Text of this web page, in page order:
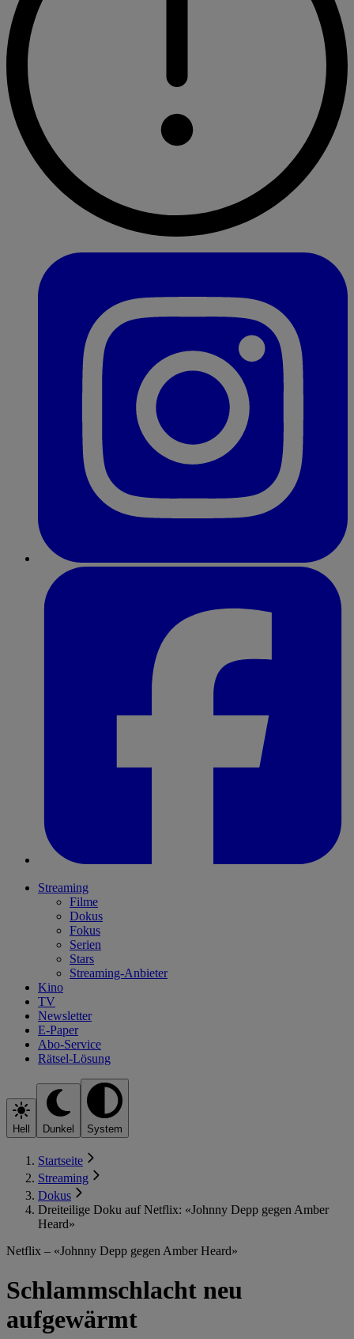
Streaming
Filme
Dokus
Fokus
Serien
Stars
Streaming-Anbieter
Kino
TV
Newsletter
E-Paper
Abo-Service
Rätsel-Lösung
Hell Dunkel System
Startseite
Streaming
Dokus
Dreiteilige Doku auf Netflix: «Johnny Depp gegen Amber
Heard»
Netflix – «Johnny Depp gegen Amber Heard»
Schlammschlacht neu
aufgewärmt